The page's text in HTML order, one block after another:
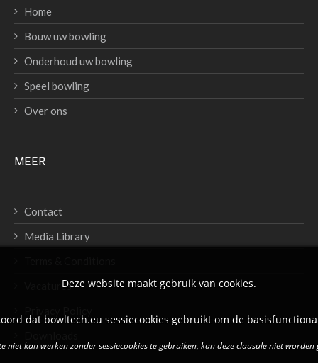
Home
Bouw uw bowling
Onderhoud uw bowling
Speel bowling
Over ons
MEER
Contact
Media Library
VacaturesDeze website maakt gebruik van cookies.
dat bowltech.eu sessiecookies gebruikt om de
niet kan werken zonder sessiecookies te gebruiken, kan deze clausule niet worden